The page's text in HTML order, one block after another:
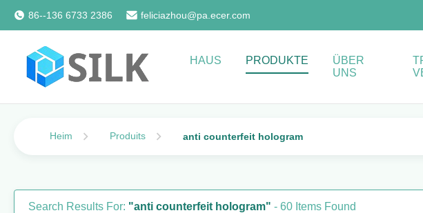
86--136 6733 2386 feliciazhou@pa.ecer.com
HAUS PRODUKTE
ÜBER
UNS
Heim Produits anti counterfeit hologram
Search Results For: "anti counterfeit hologram" - 60 Items Found